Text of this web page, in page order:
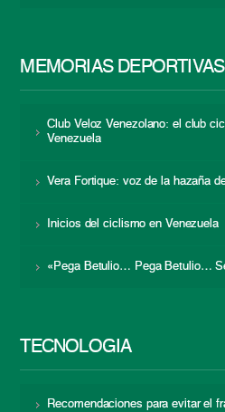
MEMORIAS DEPORTIVAS
Club Veloz Venezolano: el club
Venezuela
Vera Fortique: voz de la hazaña
Inicios del ciclismo en Venezuela
«Pega Betulio… Pega Betulio…
TECNOLOGÍA
Recomendaciones para evitar el